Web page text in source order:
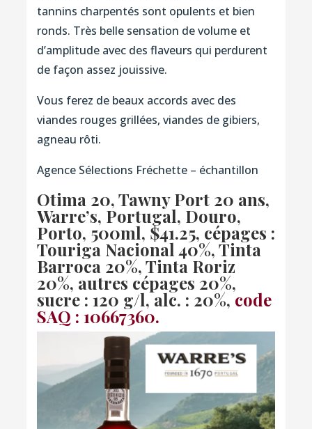
tannins charpentés sont opulents et bien
ronds. Très belle sensation de volume et
d’amplitude avec des flaveurs qui perdurent
de façon assez jouissive.
Vous ferez de beaux accords avec des
viandes rouges grillées, viandes de gibiers,
agneau rôti.
Agence Sélections Fréchette – échantillon
Otima 20, Tawny Port 20 ans,
Warre’s, Portugal, Douro,
Porto, 500ml, $41.25, cépages :
Touriga Nacional 40%, Tinta
Barroca 20%, Tinta Roriz
20%, autres cépages 20%,
sucre : 120 g/l, alc. : 20%,code
SAQ : 10667360.